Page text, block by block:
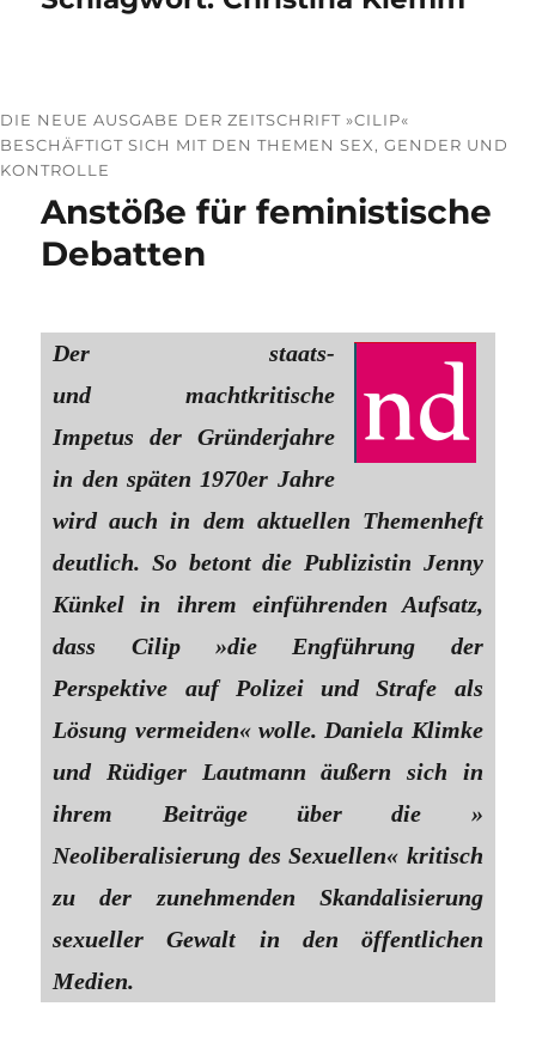
DIE NEUE AUSGABE DER ZEITSCHRIFT »CILIP«
BESCHÄFTIGT SICH MIT DEN THEMEN SEX, GENDER UND
KONTROLLE
Anstöße für feministische
Debatten
Der staats-
und machtkritische
Impetus der Gründerjahre
in den späten 1970er Jahre
wird auch in dem aktuellen Themenheft
deutlich. So betont die Publizistin Jenny
Künkel in ihrem einführenden Aufsatz,
dass Cilip »die Engführung der
Perspektive auf Polizei und Strafe als
Lösung vermeiden« wolle. Daniela Klimke
und Rüdiger Lautmann äußern sich in
ihrem Beiträge über die »
Neoliberalisierung des Sexuellen« kritisch
zu der zunehmenden Skandalisierung
sexueller Gewalt in den öffentlichen
Medien.